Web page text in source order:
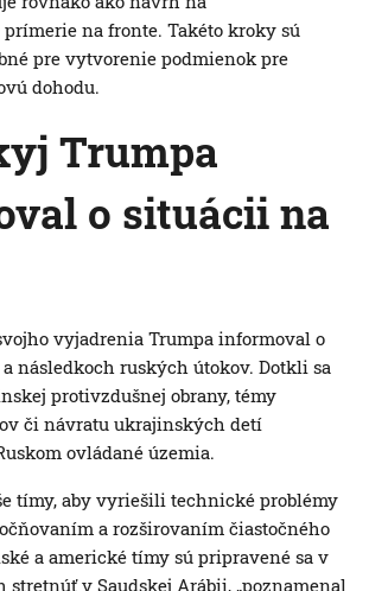
na fronte. Takéto kroky sú
pre vytvorenie podmienok pre
dohodu.
Trumpa
o situácii na
vyjadrenia Trumpa informoval o
následkoch ruských útokov. Dotkli sa
protivzdušnej obrany, témy
či návratu ukrajinských detí
ovládané územia.
tímy, aby vyriešili technické problémy
a rozširovaním čiastočného
a americké tímy sú pripravené sa v
v Saudskej Arábii, „poznamenal